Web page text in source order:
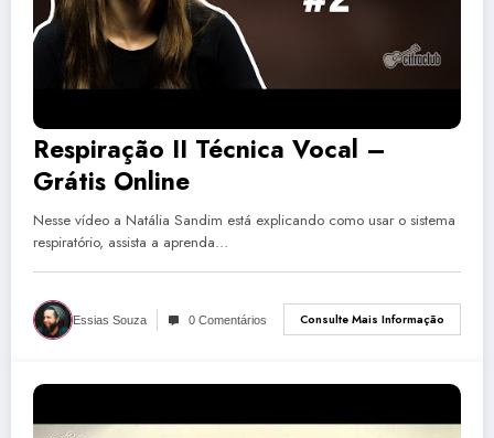
Respiração II Técnica Vocal –
Grátis Online
Nesse vídeo a Natália Sandim está explicando como usar o sistema
respiratório, assista a aprenda…
Essias Souza 0 Comentários Consulte Mais Informação